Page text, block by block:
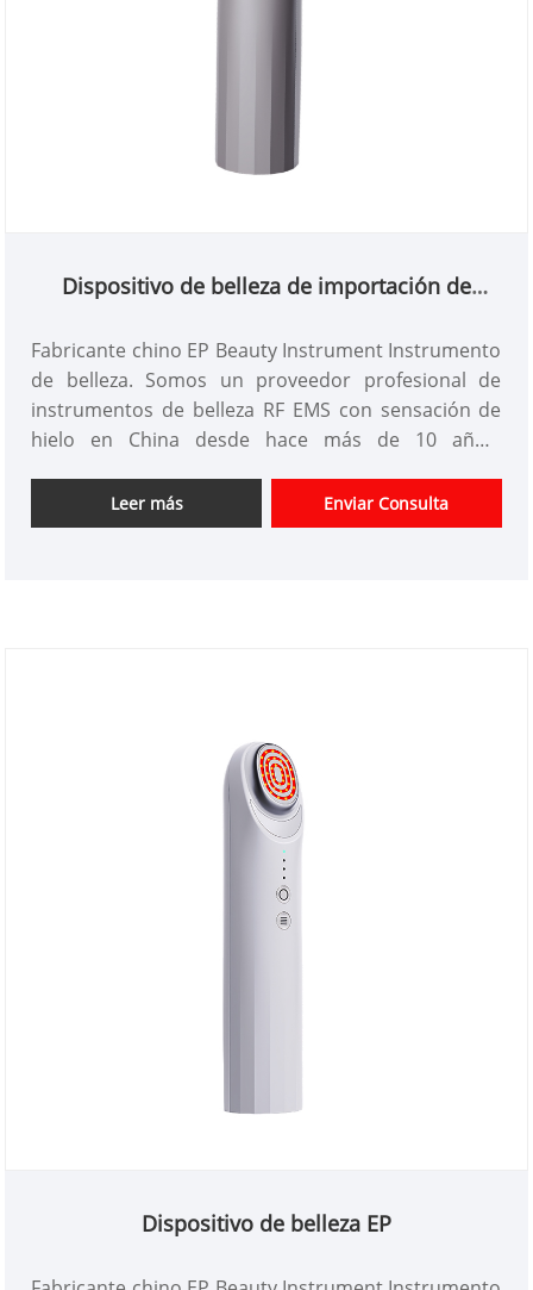
Dispositivo de belleza de importación de
Fabricante chino EP Beauty Instrument Instrumento
de belleza. Somos un proveedor profesional de
instrumentos de belleza RF EMS con sensación de
hielo en China desde hace más de 10 años.
personalizados, tenemos una buena ventaja de
precio y ofrecemos servicios de diseño. mercados.
Leer más Enviar Consulta
Dispositivo de belleza EP